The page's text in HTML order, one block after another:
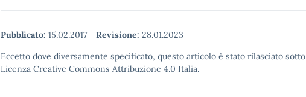
Pubblicato: 15.02.2017 - Revisione: 28.01.2023
Eccetto dove diversamente specificato, questo articolo è stato rilasciato sotto
Licenza Creative Commons Attribuzione 4.0 Italia.